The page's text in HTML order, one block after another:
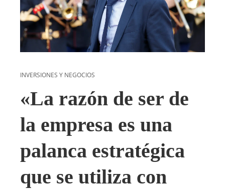
INVERSIONES Y NEGOCIOS
«La razón de ser de
la empresa es una
palanca estratégica
que se utiliza con